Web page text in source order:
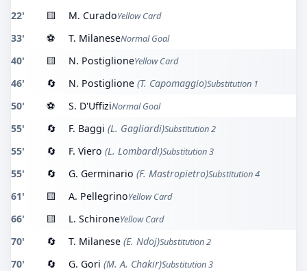
22' 🟨 M. CuradoYellow Card
33' ⚽ T. MilaneseNormal Goal
40' 🟨 N. PostiglioneYellow Card
46' 🔄 N. Postiglione (T. Capomaggio)Substitution 1
50' ⚽ S. D'UffiziNormal Goal
55' 🔄 F. Baggi (L. Gagliardi)Substitution 2
55' 🔄 F. Viero (L. Lombardi)Substitution 3
55' 🔄 G. Germinario (F. Mastropietro)Substitution 4
61' 🟨 A. PellegrinoYellow Card
66' 🟨 L. SchironeYellow Card
70' 🔄 T. Milanese (E. Ndoj)Substitution 2
70' 🔄 G. Gori (M. A. Chakir)Substitution 3